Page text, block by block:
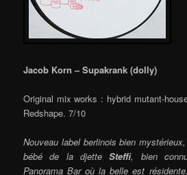
Jacob Korn – Supakrank (dolly)
Original mix works : hybrid mutant-
Redshape. 7/10
Nouveau label berlinois bien
bébé de la djetteSteffi, bien
Panorama Bar où la belle est